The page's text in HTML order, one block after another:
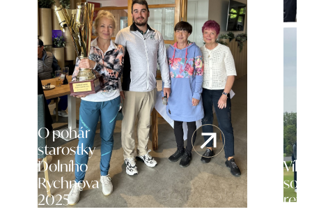
O pohár
starostky
Dolního
Rychnova
2025